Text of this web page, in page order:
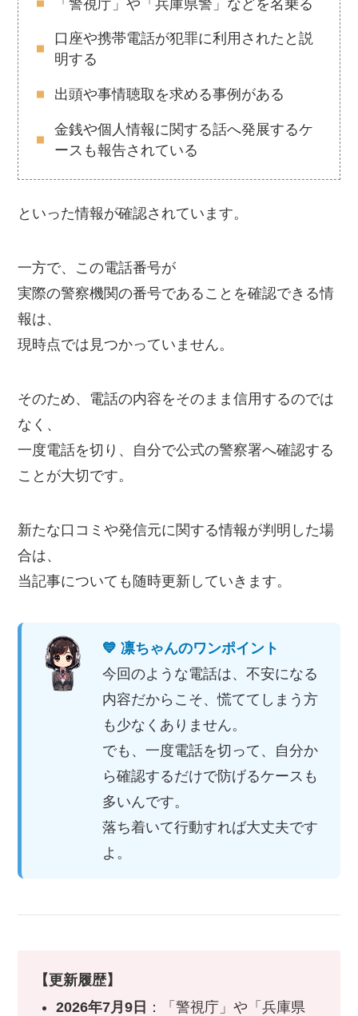
「警視庁」や「兵庫県警」などを名乗る
口座や携帯電話が犯罪に利用されたと説
明する
出頭や事情聴取を求める事例がある
金銭や個人情報に関する話へ発展するケ
ースも報告されている
といった情報が確認されています。
一方で、この電話番号が
実際の警察機関の番号であることを確認できる情
報は、
現時点では見つかっていません。
そのため、電話の内容をそのまま信用するのでは
なく、
一度電話を切り、自分で公式の警察署へ確認する
ことが大切です。
新たな口コミや発信元に関する情報が判明した場
合は、
当記事についても随時更新していきます。
💙 凛ちゃんのワンポイント
今回のような電話は、不安になる
内容だからこそ、慌ててしまう方
も少なくありません。
でも、一度電話を切って、自分か
ら確認するだけで防げるケースも
多いんです。
落ち着いて行動すれば大丈夫です
よ。
【更新履歴】
2026年7月9日 ：「警視庁」や「兵庫県